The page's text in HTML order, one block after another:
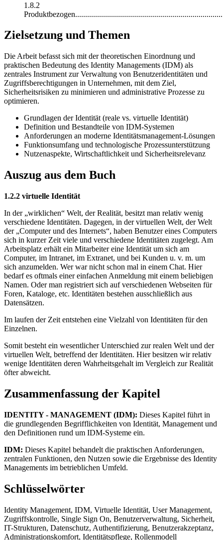
1.8.2
Zielsetzung und Themen
Die Arbeit befasst sich mit der theoretischen Einordnung und
praktischen Bedeutung des Identity Managements (IDM) als
zentrales Instrument zur Verwaltung von Benutzeridentitäten und
Zugriffsberechtigungen in Unternehmen, mit dem Ziel,
Sicherheitsrisiken zu minimieren und administrative Prozesse zu
optimieren.
Grundlagen der Identität (reale vs. virtuelle Identität)
Definition und Bestandteile von IDM-Systemen
Anforderungen an moderne Identitätsmanagement-Lösungen
Funktionsumfang und technologische Prozessunterstützung
Nutzenaspekte, Wirtschaftlichkeit und Sicherheitsrelevanz
Auszug aus dem Buch
1.2.2 virtuelle Identität
In der „wirklichen“ Welt, der Realität, besitzt man relativ wenig
verschiedene Identitäten. Dagegen, in der virtuellen Welt, der Welt
der „Computer und des Internets“, haben Benutzer eines Computers
sich in kurzer Zeit viele und verschiedene Identitäten zugelegt. Am
Arbeitsplatz erhält ein Mitarbeiter eine Identität um sich am
Computer, im Intranet, im Extranet, und bei Kunden u. v. m. um
sich anzumelden. Wer war nicht schon mal in einem Chat. Hier
bedarf es oftmals einer einfachen Anmeldung mit einem beliebigen
Namen. Oder man registriert sich auf verschiedenen Webseiten für
Foren, Kataloge, etc. Identitäten bestehen ausschließlich aus
Datensätzen.
Im laufen der Zeit entstehen eine Vielzahl von Identitäten für den
Einzelnen.
Somit besteht ein wesentlicher Unterschied zur realen Welt und der
virtuellen Welt, betreffend der Identitäten. Hier besitzen wir relativ
wenige Identitäten deren Wahrheitsgehalt im Vergleich zur Realität
öfter abweicht.
Zusammenfassung der Kapitel
IDENTITY - MANAGEMENT (IDM): Dieses Kapitel führt in
die grundlegenden Begrifflichkeiten von Identität, Management und
den Definitionen rund um IDM-Systeme ein.
IDM: Dieses Kapitel behandelt die praktischen Anforderungen,
zentralen Funktionen, den Nutzen sowie die Ergebnisse des Identity
Managements im betrieblichen Umfeld.
Schlüsselwörter
Identity Management, IDM, Virtuelle Identität, User Management,
Zugriffskontrolle, Single Sign On, Benutzerverwaltung, Sicherheit,
IT-Strukturen, Datenschutz, Authentifizierung, Benutzerakzeptanz,
Administrationskomfort, Identitätspflege, Rollenmodell